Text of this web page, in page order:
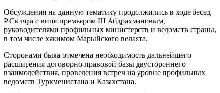
Обсуждения на данную тематику продолжились в ходе бесед
Р.Скляра с вице-премьером Ш.Абдрахмановым,
руководителями профильных министерств и ведомств страны,
в том числе хякимом Марыйского велаята.
Сторонами была отмечена необходимость дальнейшего
расширения договорно-правовой базы двустороннего
взаимодействия, проведения встреч на уровне профильных
ведомств Туркменистана и Казахстана.